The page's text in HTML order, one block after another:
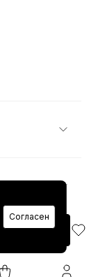
Согласен